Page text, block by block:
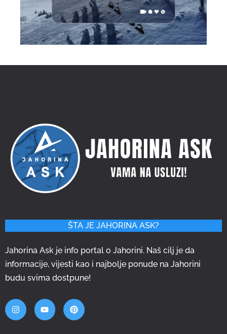
ŠTA JE JAHORINA ASK?
Jahorina Ask je info portal o Jahorini. Naš cilj je da
informacije, vijesti kao i najbolje ponude na Jahorini
budu svima dostpune!